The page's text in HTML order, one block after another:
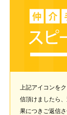
上記アイコンを
信頂けましたら
果につきご返信さ